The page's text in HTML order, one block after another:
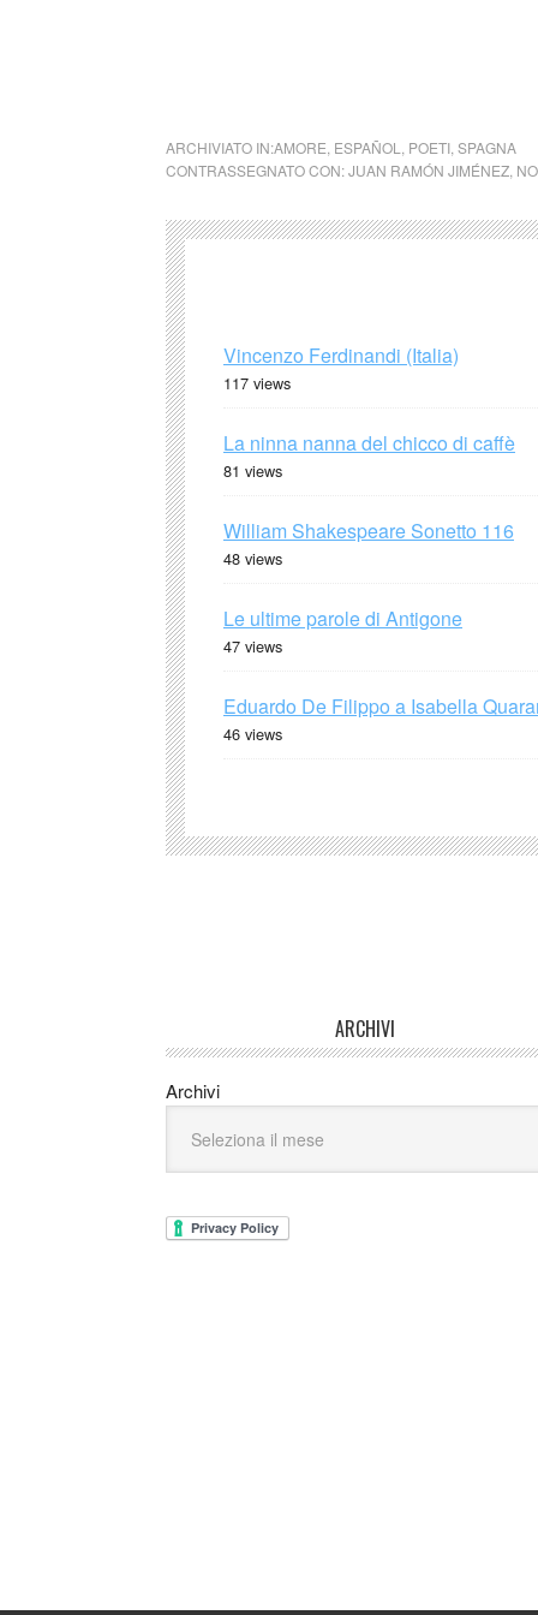
ARCHIVIATO IN:AMORE ESPAÑOL POETI SPAGNA
CONTRASSEGNATO CON:JUAN RAMÓN JIMÉNEZ
Vincenzo Ferdinandi (Italia)
117 views
La ninna nanna del chicco di caffè
81 views
William Shakespeare Sonetto 116
48 views
Le ultime parole di Antigone
47 views
Eduardo De Filippo a Isabella
46 views
ARCHIVI
Archivi